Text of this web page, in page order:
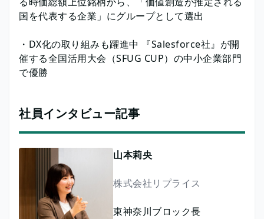
国を代表する企業」にグループとして選出
・DX化の取り組みも躍進中 『Salesforce社』が開
催する全国活用大会（SFUG CUP）の中小企業部門
で優勝
社員インタビュー記事
山本莉央
株式会社リプライス
東神奈川ブロック長